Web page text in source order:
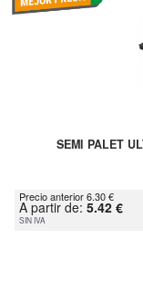
SEMI PALET
Precio anterior 6.30 €
A partir de: 5.42 €
SIN IVA